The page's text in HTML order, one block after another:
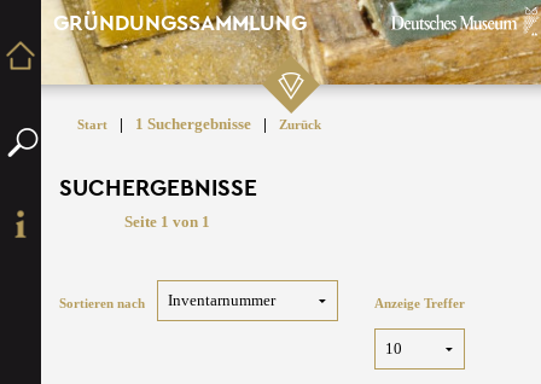
GRÜNDUNGSSAMMLUNG
Start | 1 Suchergebnisse | Zurück
SUCHERGEBNISSE
Seite 1 von 1
Sortieren nach Anzeige Treffer